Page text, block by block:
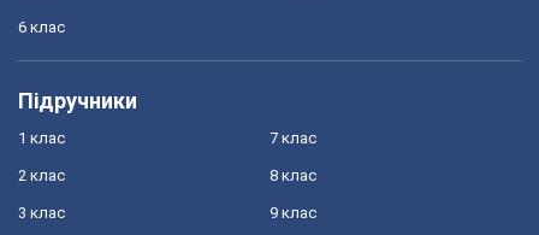
6 клас
Підручники
1 клас
2 клас
3 клас
7 клас
8 клас
9 клас